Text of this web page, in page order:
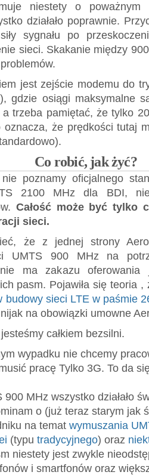
niestety o poważnym
działało poprawnie.
sygnału po
sieci. Skakanie między
jest zejście modemu do
gdzie osiągi maksymalne
trzeba pamiętać, że tylko
oznacza, że prędkości tutaj
Co robić, jak żyć?
poznamy oficjalnego
2100 MHz dla BDI,
Całość może być tylko
sieci.
że z jednej strony
UMTS 900 MHz na
ma zakazu oferowania
pasm. Pojawiła się teoria
budowy sieci LTE w paśmie
na obowiązki umowne
całkiem bezsilni.
wypadku nie chcemy
pracę Tylko 3G. To da
MHz wszystko działało
o (już teraz starym jak
na temat wymuszania
(typu tradycyjnego) oraz
niestety jest zwykle
i smartfonów oraz